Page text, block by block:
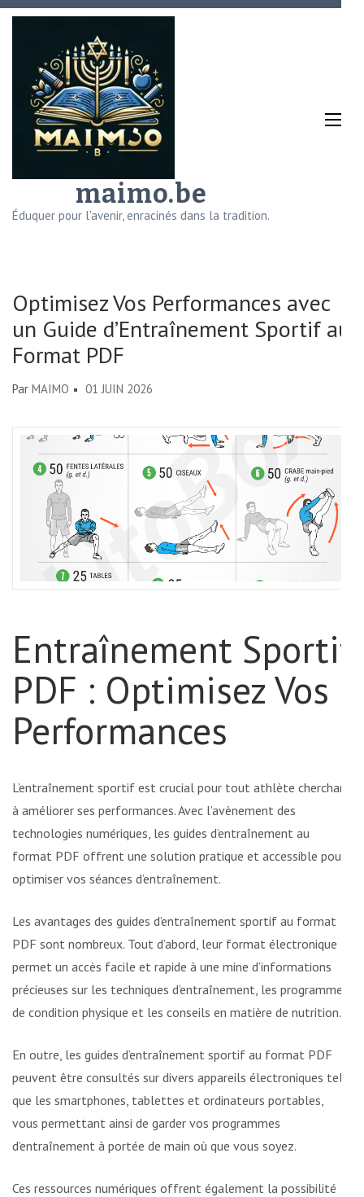
Aller
(Pressez
Entrée)
maimo.be
Éduquer pour l'avenir, enracinés dans la tradition.
Optimisez Vos Performances avec
un Guide d’Entraînement Sportif au
Format PDF
Par MAIMO 01 JUIN 2026
Entraînement Sportif
PDF : Optimisez Vos
Performances
L’entraînement sportif est crucial pour tout athlète cherchant
à améliorer ses performances. Avec l’avènement des
technologies numériques, les guides d’entraînement au
format PDF offrent une solution pratique et accessible pour
optimiser vos séances d’entraînement.
Les avantages des guides d’entraînement sportif au format
PDF sont nombreux. Tout d’abord, leur format électronique
permet un accès facile et rapide à une mine d’informations
précieuses sur les techniques d’entraînement, les programmes
de condition physique et les conseils en matière de nutrition.
En outre, les guides d’entraînement sportif au format PDF
peuvent être consultés sur divers appareils électroniques tels
que les smartphones, tablettes et ordinateurs portables,
vous permettant ainsi de garder vos programmes
d’entraînement à portée de main où que vous soyez.
Ces ressources numériques offrent également la possibilité